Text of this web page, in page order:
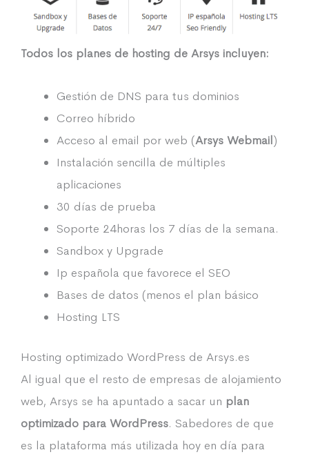
Todos los planes de hosting de Arsys incluyen:
Gestión de DNS para tus dominios
Correo híbrido
Acceso al email por web (Arsys Webmail)
Instalación sencilla de múltiples
aplicaciones
30 días de prueba
Soporte 24horas los 7 días de la semana.
Sandbox y Upgrade
Ip española que favorece el SEO
Bases de datos (menos el plan básico
Hosting LTS
Hosting optimizado WordPress de Arsys.es
Al igual que el resto de empresas de alojamiento
web, Arsys se ha apuntado a sacar un plan
optimizado para WordPress. Sabedores de que
es la plataforma más utilizada hoy en día para